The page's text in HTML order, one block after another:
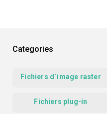
Categories
Fichiers d`image raster
Fichiers plug-in